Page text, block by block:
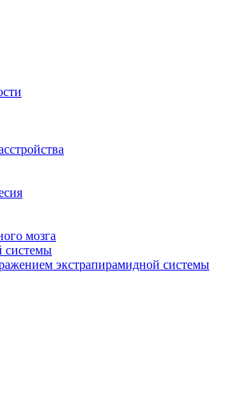
мозга
системы
экстрапирамидной системы